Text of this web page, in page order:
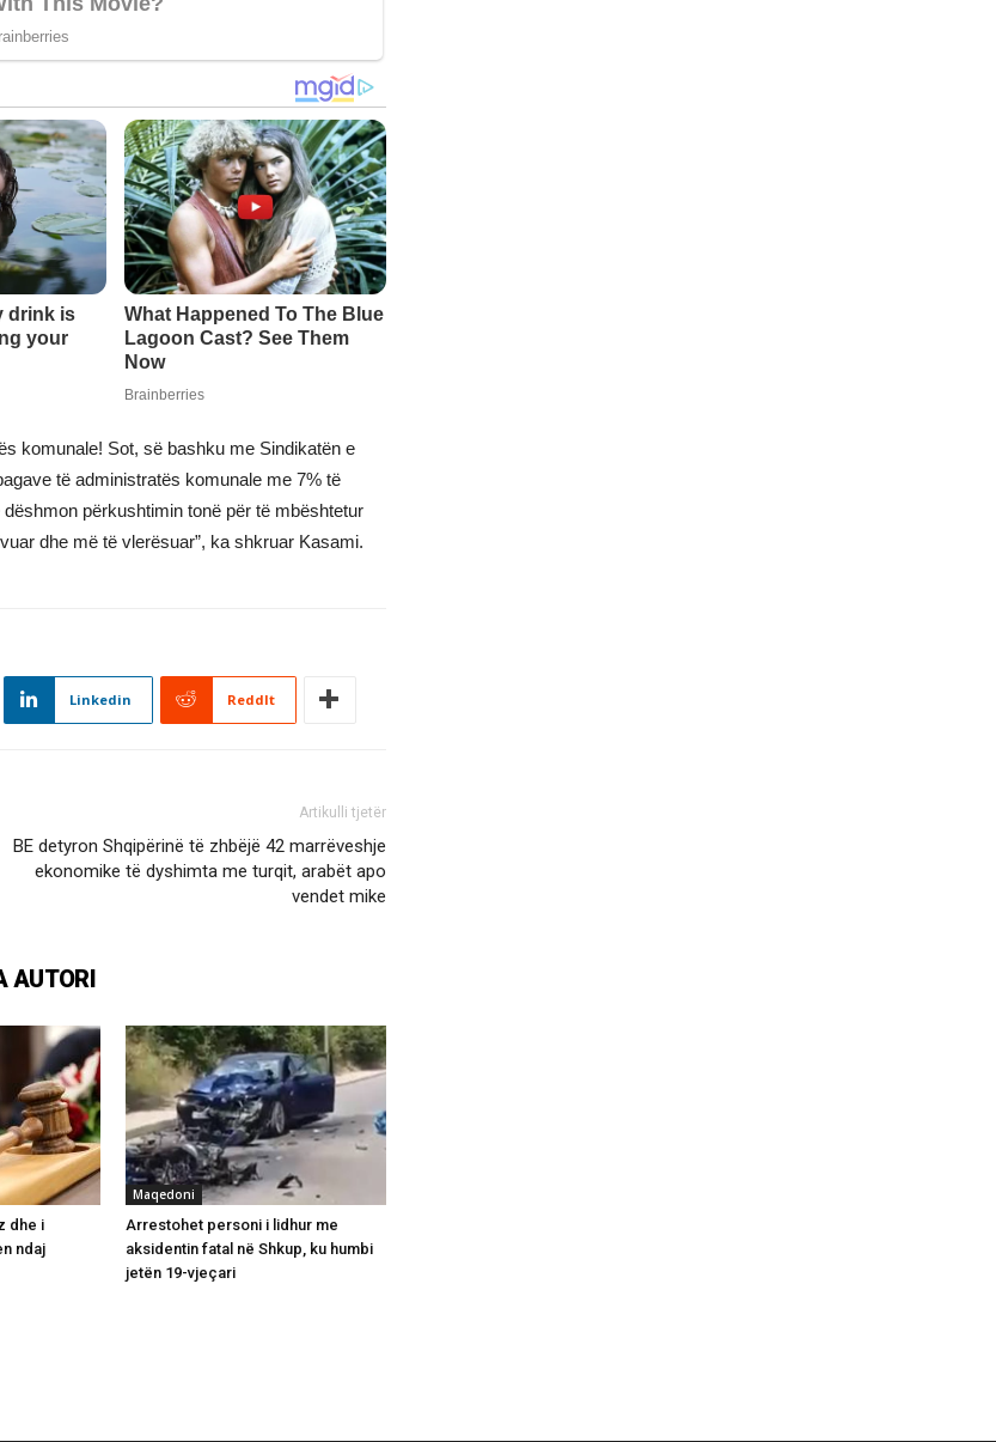
komunale! Sot, së bashku me Sindikatën e
të administratës komunale me 7% të
përkushtimin tonë për të mbështetur
dhe më të vlerësuar”, ka shkruar Kasami.
Linkedin ReddIt
Artikulli tjetër
BE detyron Shqipërinë të zhbëjë 42 marrëveshje
ekonomike të dyshimta me turqit, arabët apo
vendet mike
AUTORI
dhe i
ndaj
Maqedoni
Arrestohet personi i lidhur me
aksidentin fatal në Shkup, ku humbi
jetën 19-vjeçari